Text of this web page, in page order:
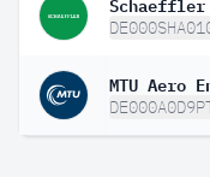
MTU Aero